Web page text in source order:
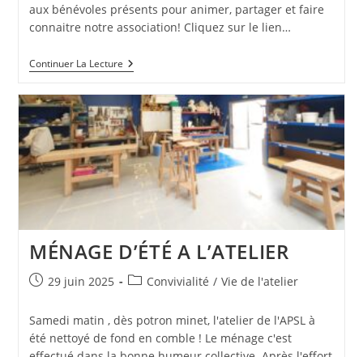
aux bénévoles présents pour animer, partager et faire
connaitre notre association! Cliquez sur le lien…
Continuer La LectureL’APSL
PRÉSENTE
FORUM
DES
ASSOCIATIONS
DE
LAVAL
MÉNAGE D’ÉTÉ A L’ATELIER
Publication
29 juin 2025
PostConvivialité / Vie de l'atelier
Samedi matin , dès potron minet, l'atelier de l'APSL à
été nettoyé de fond en comble ! Le ménage c'est